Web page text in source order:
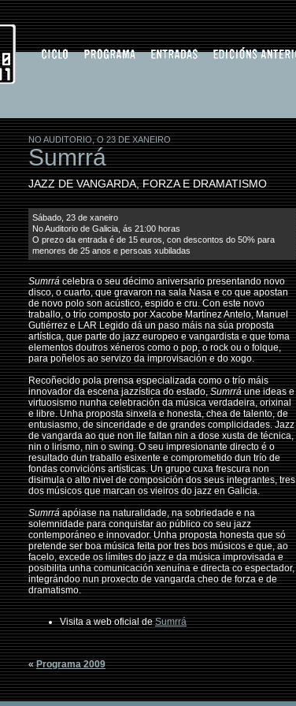
NO AUDITORIO, O 23 DE XANEIRO
Sumrrá
JAZZ DE VANGARDA, FORZA E DRAMATISMO
Sábado, 23 de xaneiro
No Auditorio de Galicia, ás 21:00 horas
O prezo da entrada é de 15 euros, con descontos do 50% para
menores de 25 anos e persoas xubiladas
Sumrrácelebra o seu décimo aniversario presentando novo
disco, o cuarto, que gravaron na sala Nasa e co que apostan
de novo polo son acústico, espido e cru. Con este novo
traballo, o trío composto por Xacobe Martínez Antelo, Manuel
Gutiérrez e LAR Legido dá un paso máis na súa proposta
artística, que parte do jazz europeo e vangardista e que toma
elementos doutros xéneros como o pop, o rock ou o folque,
para poñelos ao servizo da improvisación e do xogo.
Recoñecido pola prensa especializada como o trío máis
innovador da escena jazzística do estado,Sumrráune ideas e
virtuosismo nunha celebración da música verdadeira, orixinal
e libre. Unha proposta sinxela e honesta, chea de talento, de
entusiasmo, de sinceridade e de grandes complicidades. Jazz
de vangarda ao que non lle faltan nin a dose xusta de técnica,
nin o lirismo, nin o swing. O seu impresionante directo é o
resultado dun traballo esixente e comprometido dun trío de
fondas convicións artísticas. Un grupo cuxa frescura non
disimula o alto nivel de composición dos seus integrantes, tres
dos músicos que marcan os vieiros do jazz en Galicia.
Sumrráapóiase na naturalidade, na sobriedade e na
solemnidade para conquistar ao público co seu jazz
contemporáneo e innovador. Unha proposta honesta que só
pretende ser boa música feita por tres bos músicos e que, ao
facelo, excede os límites do jazz e da música improvisada e
posibilita unha comunicación xenuína e directa co espectador,
integrándoo nun proxecto de vangarda cheo de forza e de
dramatismo.
Visita a web oficial deSumrrá
«Programa 2009